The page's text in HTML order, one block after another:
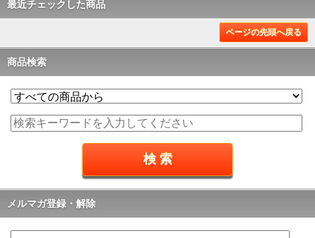
最近チェックした商品
ページの先頭へ戻る
商品検索
メルマガ登録・解除